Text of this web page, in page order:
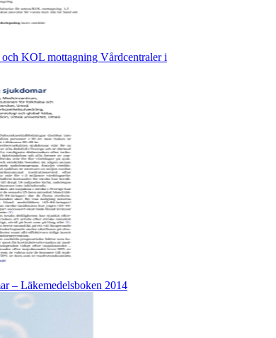
KOL mottagning Vårdcentraler i
– Läkemedelsboken 2014